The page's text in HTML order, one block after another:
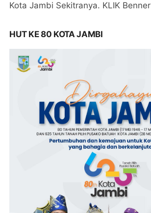
Kota Jambi Sekitranya. KLIK Benner
HUT KE 80 KOTA JAMBI